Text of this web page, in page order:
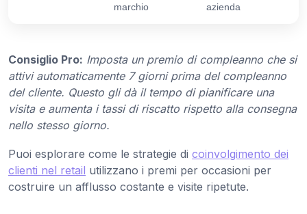
marchio
azienda
Consiglio Pro: Imposta un premio di compleanno che si
attivi automaticamente 7 giorni prima del compleanno
del cliente. Questo gli dà il tempo di pianificare una
visita e aumenta i tassi di riscatto rispetto alla consegna
nello stesso giorno.
Puoi esplorare come le strategie di coinvolgimento dei
clienti nel retail utilizzano i premi per occasioni per
costruire un afflusso costante e visite ripetute.